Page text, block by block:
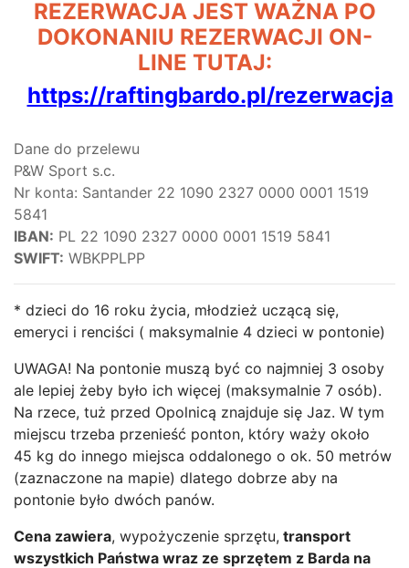
REZERWACJA JEST WAŻNA PO
DOKONANIU REZERWACJI ON-
LINE TUTAJ:
https://raftingbardo.pl/rezerwacja
Dane do przelewu
P&W Sport s.c.
Nr konta: Santander 22 1090 2327 0000 0001 1519
5841
IBAN: PL 22 1090 2327 0000 0001 1519 5841
SWIFT: WBKPPLPP
* dzieci do 16 roku życia, młodzież uczącą się,
emeryci i renciści ( maksymalnie 4 dzieci w pontonie)
UWAGA! Na pontonie muszą być co najmniej 3 osoby
ale lepiej żeby było ich więcej (maksymalnie 7 osób).
Na rzece, tuż przed Opolnicą znajduje się Jaz. W tym
miejscu trzeba przenieść ponton, który waży około
45 kg do innego miejsca oddalonego o ok. 50 metrów
(zaznaczone na mapie) dlatego dobrze aby na
pontonie było dwóch panów.
Cena zawiera, wypożyczenie sprzętu, transport
wszystkich Państwa wraz ze sprzętem z Barda na